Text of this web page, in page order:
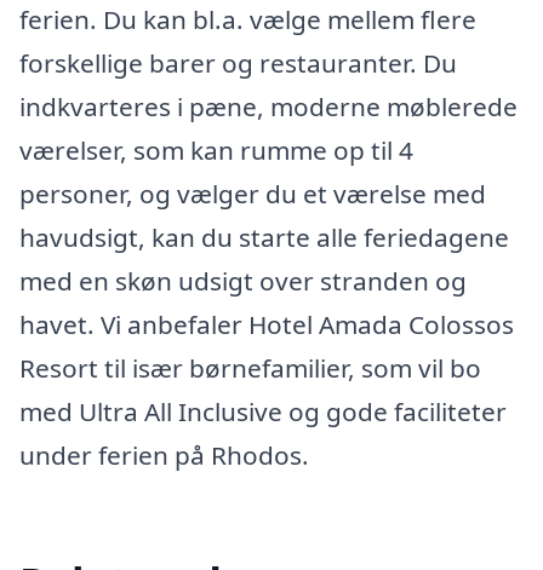
ferien. Du kan bl.a. vælge mellem flere
forskellige barer og restauranter. Du
indkvarteres i pæne, moderne møblerede
værelser, som kan rumme op til 4
personer, og vælger du et værelse med
havudsigt, kan du starte alle feriedagene
med en skøn udsigt over stranden og
havet. Vi anbefaler Hotel Amada Colossos
Resort til især børnefamilier, som vil bo
med Ultra All Inclusive og gode faciliteter
under ferien på Rhodos.